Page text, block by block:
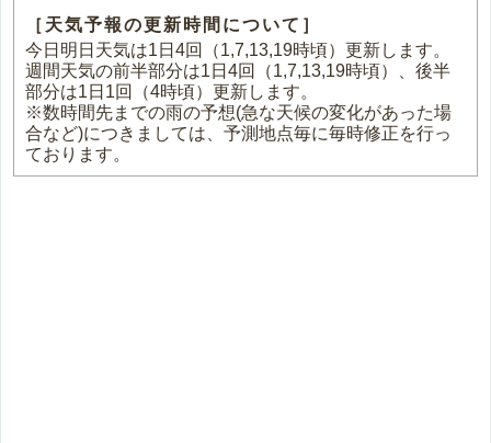
［天気予報の更新時間について］
今日明日天気は1日4回（1,7,13,19時頃）更新します。
週間天気の前半部分は1日4回（1,7,13,19時頃）、後半
部分は1日1回（4時頃）更新します。
※数時間先までの雨の予想(急な天候の変化があった場
合など)につきましては、予測地点毎に毎時修正を行っ
ております。